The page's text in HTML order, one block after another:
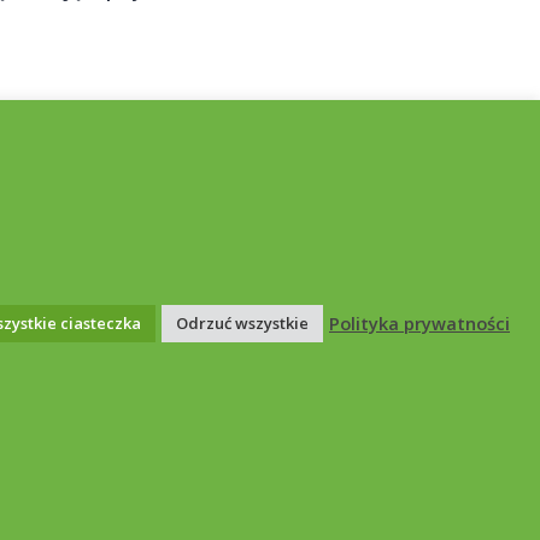
ciasteczka Odrzuć wszystkie Polityka prywatności